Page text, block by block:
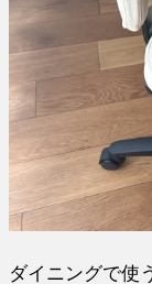
ダイニングで使